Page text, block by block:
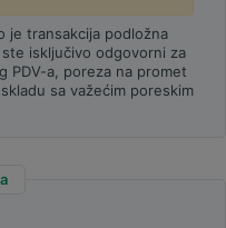
je transakcija podložna
isključivo odgovorni za
PDV-a, poreza na promet
sa važećim poreskim